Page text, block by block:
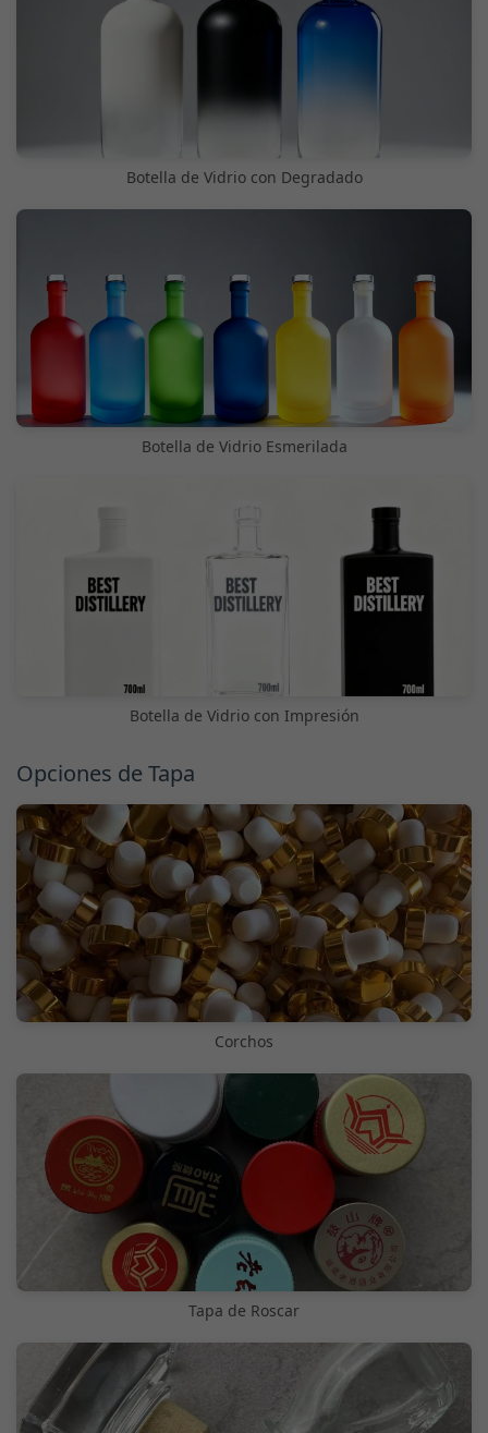
Botella de Vidrio con Degradado
Botella de Vidrio Esmerilada
Botella de Vidrio con Impresión
Opciones de Tapa
Corchos
Tapa de Roscar